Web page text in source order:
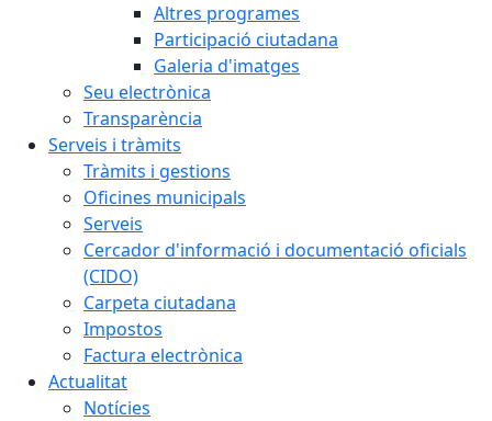
Altres programes
Participació ciutadana
Galeria d'imatges
Seu electrònica
Transparència
Serveis i tràmits
Tràmits i gestions
Oficines municipals
Serveis
Cercador d'informació i documentació oficials
(CIDO)
Carpeta ciutadana
Impostos
Factura electrònica
Actualitat
Notícies